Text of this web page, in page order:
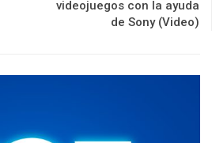
videojuegos con la ayuda
de Sony (Video)